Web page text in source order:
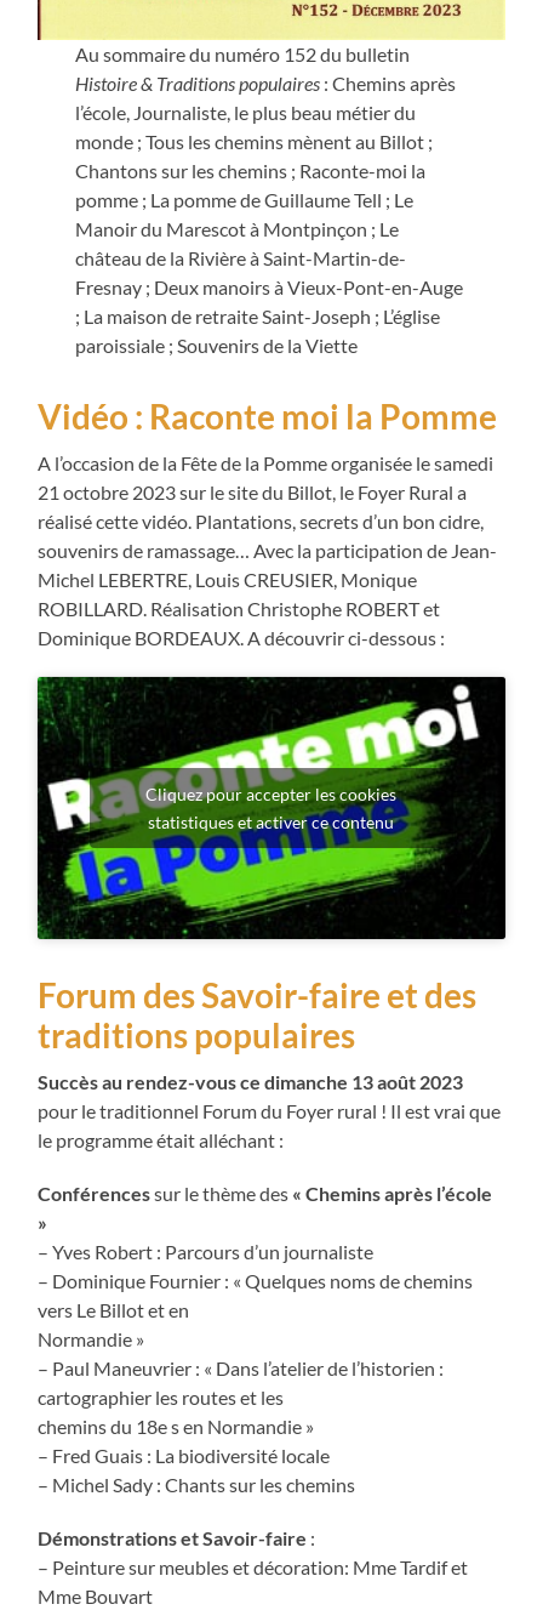
Au sommaire du numéro 152 du bulletin
Histoire & Traditions populaires : Chemins après
l’école, Journaliste, le plus beau métier du
monde ; Tous les chemins mènent au Billot ;
Chantons sur les chemins ; Raconte-moi la
pomme ; La pomme de Guillaume Tell ; Le
Manoir du Marescot à Montpinçon ; Le
château de la Rivière à Saint-Martin-de-
Fresnay ; Deux manoirs à Vieux-Pont-en-Auge
; La maison de retraite Saint-Joseph ; L’église
paroissiale ; Souvenirs de la Viette
Vidéo : Raconte moi la Pomme
A l’occasion de la Fête de la Pomme organisée le samedi
21 octobre 2023 sur le site du Billot, le Foyer Rural a
réalisé cette vidéo. Plantations, secrets d’un bon cidre,
souvenirs de ramassage… Avec la participation de Jean-
Michel LEBERTRE, Louis CREUSIER, Monique
ROBILLARD. Réalisation Christophe ROBERT et
Dominique BORDEAUX. A découvrir ci-dessous :
Cliquez pour accepter les cookies
statistiques et activer ce contenu
Forum des Savoir-faire et des
traditions populaires
Succès au rendez-vous ce dimanche 13 août 2023
pour le traditionnel Forum du Foyer rural ! Il est vrai que
le programme était alléchant :
Conférencessur le thème des « Chemins après l’école
»
– Yves Robert : Parcours d’un journaliste
– Dominique Fournier : « Quelques noms de chemins
vers Le Billot et en
Normandie »
– Paul Maneuvrier : « Dans l’atelier de l’historien :
cartographier les routes et les
chemins du 18e s en Normandie »
– Fred Guais : La biodiversité locale
– Michel Sady : Chants sur les chemins
Démonstrations et Savoir-faire :
– Peinture sur meubles et décoration: Mme Tardif et
Mme Bouvart